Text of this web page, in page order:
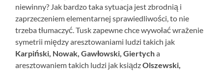
niewinny? Jak bardzo taka sytuacja jest zbrodnią i
zaprzeczeniem elementarnej sprawiedliwości, to nie
trzeba tłumaczyć. Tusk zapewne chce wywołać wrażenie
symetrii między aresztowaniami ludzi takich jak
Karpiński, Nowak, Gawłowski, Giertycha
aresztowaniem takich ludzi jak ksiądzOlszewski,